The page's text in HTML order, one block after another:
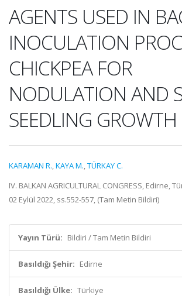
AGENTS USED IN
INOCULATION
CHICKPEA FOR
NODULATION AND
SEEDLING GROWTH
KARAMAN R.,KAYA M.,TÜRKAY C.
IV. BALKAN AGRICULTURAL CONGRESS, Edirne,
02 Eylül 2022, ss.552-557, (Tam Metin Bildiri)
Yayın Türü: Bildiri / Tam Metin Bildiri
Basıldığı Şehir: Edirne
Basıldığı Ülke: Türkiye